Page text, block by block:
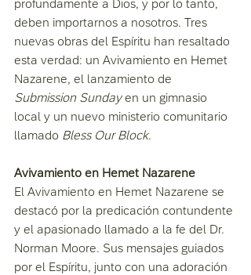
profundamente a Dios, y por lo tanto,
deben importarnos a nosotros. Tres
nuevas obras del Espíritu han resaltado
esta verdad: un Avivamiento en Hemet
Nazarene, el lanzamiento de
Submission Sunday en un gimnasio
local y un nuevo ministerio comunitario
llamado Bless Our Block.
Avivamiento en Hemet Nazarene
El Avivamiento en Hemet Nazarene se
destacó por la predicación contundente
y el apasionado llamado a la fe del Dr.
Norman Moore. Sus mensajes guiados
por el Espíritu, junto con una adoración